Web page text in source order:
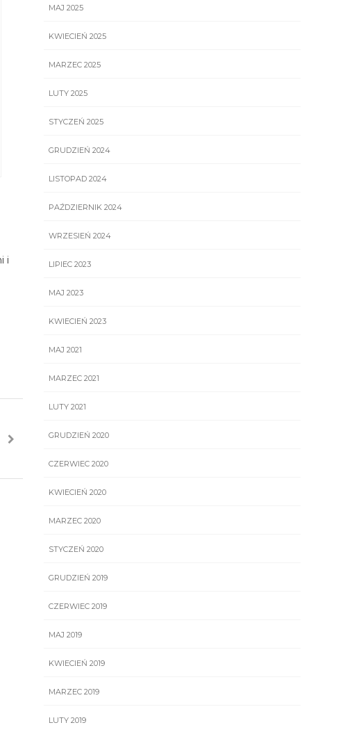
i
MAJ 2025
KWIECIEŃ 2025
MARZEC 2025
LUTY 2025
STYCZEŃ 2025
GRUDZIEŃ 2024
LISTOPAD 2024
PAŹDZIERNIK 2024
WRZESIEŃ 2024
LIPIEC 2023
MAJ 2023
KWIECIEŃ 2023
MAJ 2021
MARZEC 2021
LUTY 2021
GRUDZIEŃ 2020
CZERWIEC 2020
KWIECIEŃ 2020
MARZEC 2020
STYCZEŃ 2020
GRUDZIEŃ 2019
CZERWIEC 2019
MAJ 2019
KWIECIEŃ 2019
MARZEC 2019
LUTY 2019